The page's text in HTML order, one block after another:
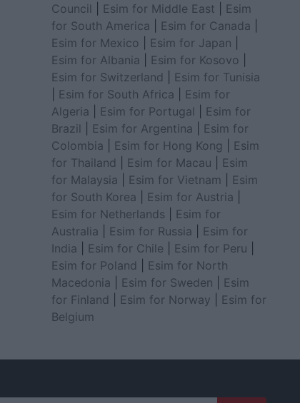
Council
Esim for Middle East
Esim
for South America
Esim for Canada
Esim for Mexico
Esim for Japan
Esim for Albania
Esim for Kosovo
Esim for Switzerland
Esim for Tunisia
Esim for South Africa
Esim for
Algeria
Esim for Portugal
Esim for
Brazil
Esim for Argentina
Esim for
Colombia
Esim for Hong Kong
Esim
for Thailand
Esim for Macau
Esim
for Malaysia
Esim for Vietnam
Esim
for South Korea
Esim for Austria
Esim for Netherlands
Esim for
Australia
Esim for Russia
Esim for
India
Esim for Chile Esim for Peru
Esim for Poland
Esim for North
Macedonia
Esim for Sweden
Esim
for Finland
Esim for Norway
Esim for
Belgium